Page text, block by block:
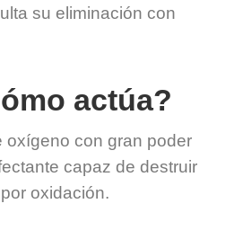
su eliminación con
actúa?
oxígeno con gran poder
capaz de destruir
oxidación.